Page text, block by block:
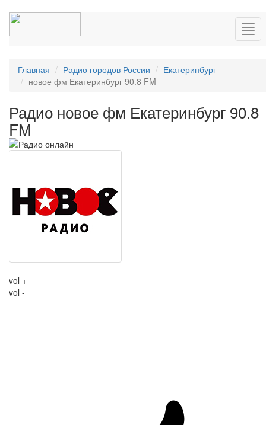
Главная Радио городов России
Екатеринбург
новое фм Екатеринбург 90.8 FM
Радио новое фм Екатеринбург 90.8
FM
vol +
vol -